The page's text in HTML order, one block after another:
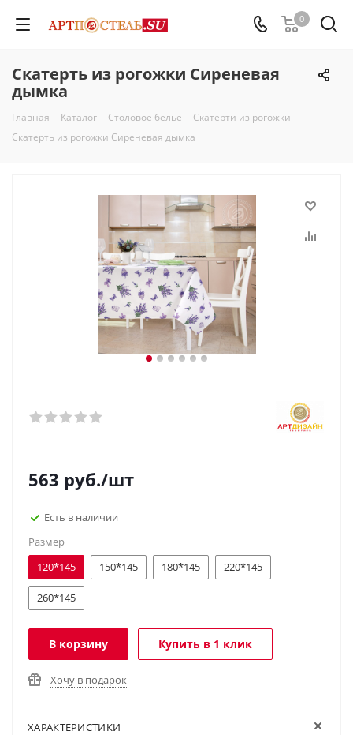
0
Скатерть из рогожки Сиреневая
дымка
Главная - Каталог - Столовое белье - Скатерти из рогожки -
Скатерть из рогожки Сиреневая дымка
563 руб./шт
Есть в наличии
Размер
120*145
150*145 180*145 220*145
260*145
В корзину Купить в 1 клик
Хочу в подарок
ХАРАКТЕРИСТИКИ